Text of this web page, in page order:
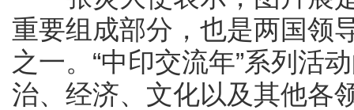
重要组成部分，也是两国领
之一。“中印交流年”系列活
治、经济、文化以及其他各